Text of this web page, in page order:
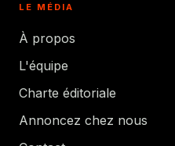
LE MÉDIA
À propos
L'équipe
Charte éditoriale
Annoncez chez nous